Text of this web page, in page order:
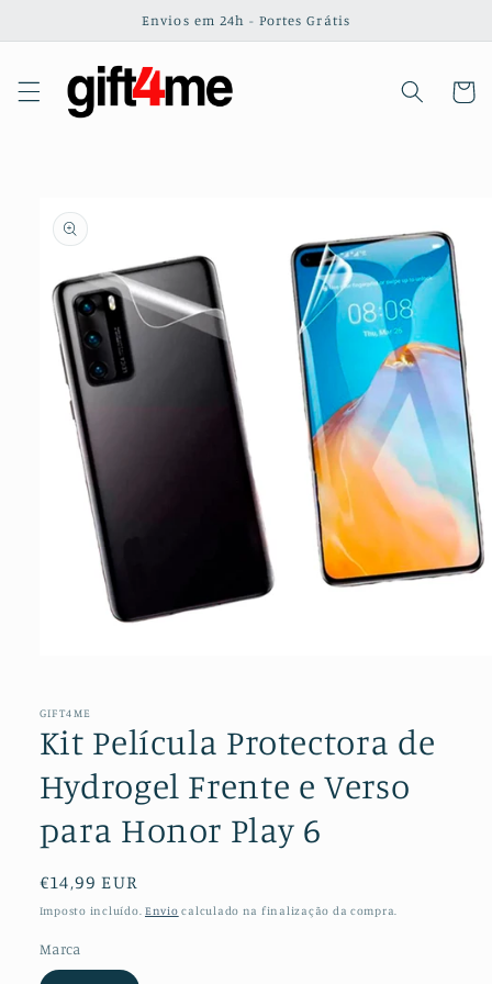
conteúdo
Envios em 24h - Portes Grátis
informação
do produto
1
modal
GIFT4ME
Kit Película Protectora de
Hydrogel Frente e Verso
para Honor Play 6
Preço
normal
€14,99 EUR
Imposto incluído. Envio calculado na finalização da compra.
Marca